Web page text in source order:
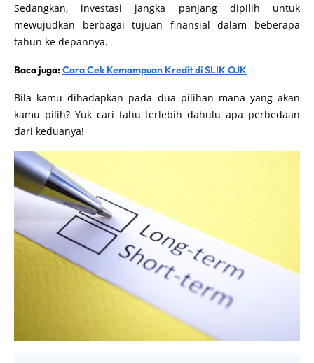
Sedangkan, investasi jangka panjang dipilih untuk
mewujudkan berbagai tujuan finansial dalam beberapa
tahun ke depannya.
Baca juga: Cara Cek Kemampuan Kredit di SLIK OJK
Bila kamu dihadapkan pada dua pilihan mana yang akan
kamu pilih? Yuk cari tahu terlebih dahulu apa perbedaan
dari keduanya!